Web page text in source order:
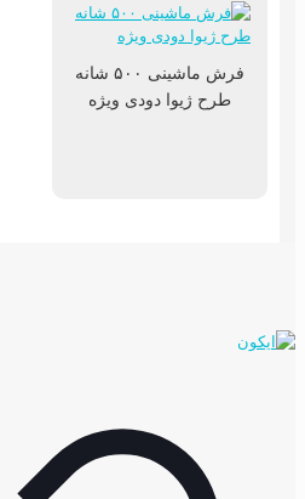
فرش ماشینی ۵۰۰ شانه
طرح ژیوا دودی ویژه